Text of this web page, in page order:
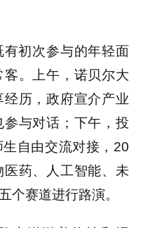
初次参与的年轻面
。上午，诺贝尔大
历，政府宣介产业
与对话；下午，投
自由交流对接，20
药、人工智能、未
个赛道进行路演。